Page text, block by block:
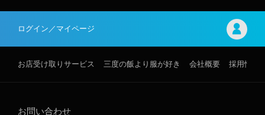
ログイン／マイページ
お店受け取りサービス 三度の飯より服が好き 会社概要 採用情報
お問い合わせ